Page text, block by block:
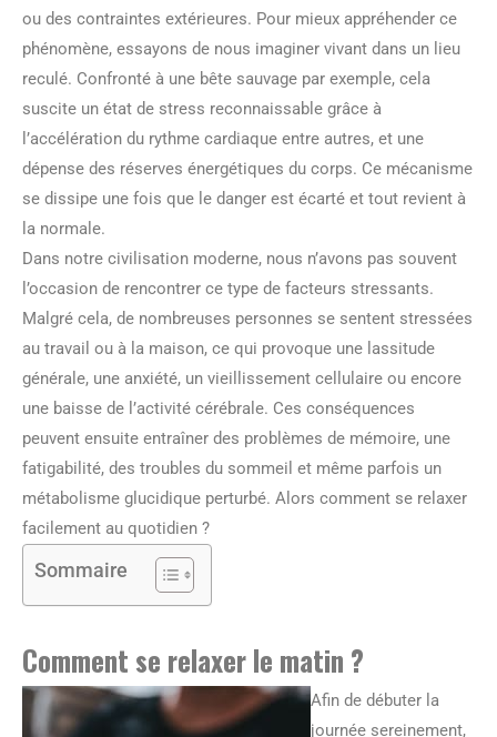
ou des contraintes extérieures. Pour mieux appréhender ce
phénomène, essayons de nous imaginer vivant dans un lieu
reculé. Confronté à une bête sauvage par exemple, cela
suscite un état de stress reconnaissable grâce à
l’accélération du rythme cardiaque entre autres, et une
dépense des réserves énergétiques du corps. Ce mécanisme
se dissipe une fois que le danger est écarté et tout revient à
la normale.
Dans notre civilisation moderne, nous n’avons pas souvent
l’occasion de rencontrer ce type de facteurs stressants.
Malgré cela, de nombreuses personnes se sentent stressées
au travail ou à la maison, ce qui provoque une lassitude
générale, une anxiété, un vieillissement cellulaire ou encore
une baisse de l’activité cérébrale. Ces conséquences
peuvent ensuite entraîner des problèmes de mémoire, une
fatigabilité, des troubles du sommeil et même parfois un
métabolisme glucidique perturbé. Alors comment se relaxer
facilement au quotidien ?
Sommaire
Comment se relaxer le matin ?
Afin de débuter la
journée sereinement,